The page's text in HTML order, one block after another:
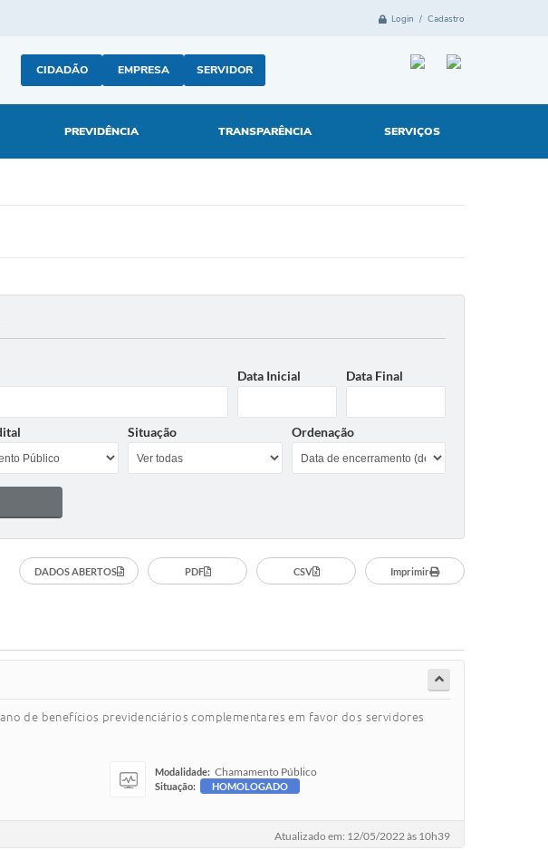
Login / Cadastro
CIDADÃO EMPRESA SERVIDOR
PREVIDÊNCIA TRANSPARÊNCIA SERVIÇOS
Data Inicial Data Final
Situação Ordenação
DADOS ABERTOS PDF CSV Imprimir
de benefícios previdenciários complementares em favor dos servidores
Modalidade: Chamamento Público
Situação: HOMOLOGADO
Atualizado em: 12/05/2022 às 10h39